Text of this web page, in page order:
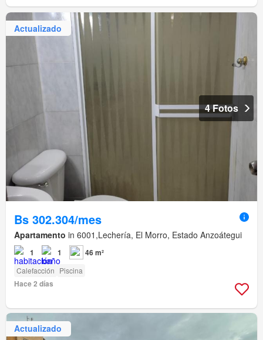
Actualizado
4 Fotos
Bs 302.304/mes
Apartamento in 6001,Lechería, El Morro, Estado Anzoátegui
1 1 46 m²
Calefacción Piscina
Hace 2 días
Actualizado